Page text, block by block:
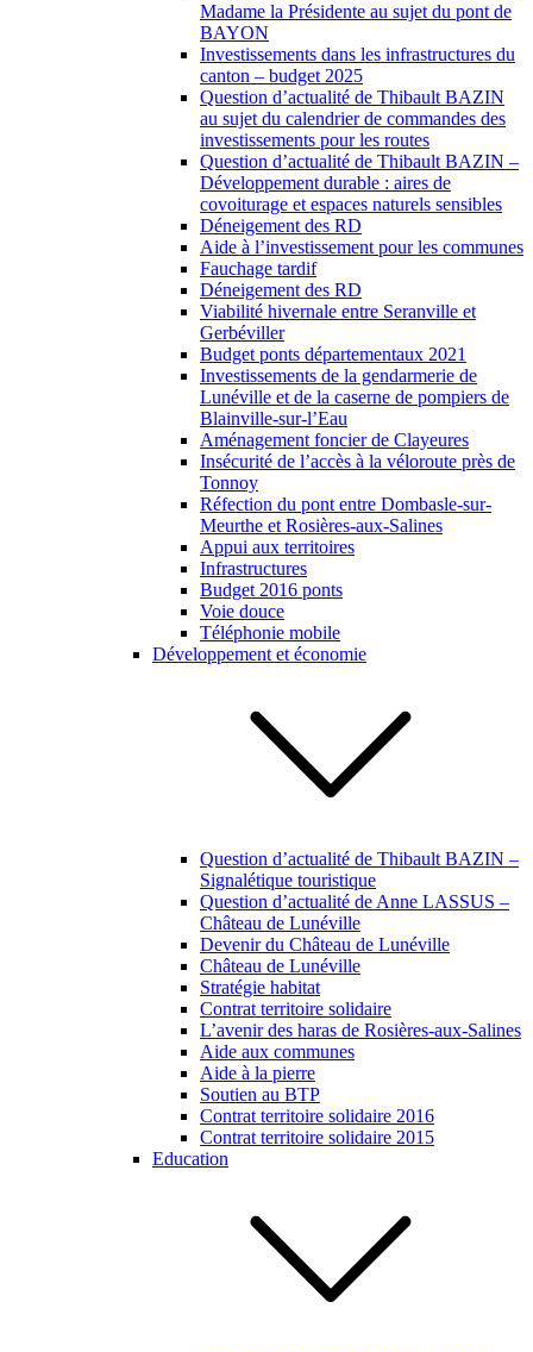
Madame la Présidente au sujet du pont de
BAYON
Investissements dans les infrastructures du
canton – budget 2025
Question d’actualité de Thibault BAZIN
au sujet du calendrier de commandes des
investissements pour les routes
Question d’actualité de Thibault BAZIN –
Développement durable : aires de
covoiturage et espaces naturels sensibles
Déneigement des RD
Aide à l’investissement pour les communes
Fauchage tardif
Déneigement des RD
Viabilité hivernale entre Seranville et
Gerbéviller
Budget ponts départementaux 2021
Investissements de la gendarmerie de
Lunéville et de la caserne de pompiers de
Blainville-sur-l’Eau
Aménagement foncier de Clayeures
Insécurité de l’accès à la véloroute près de
Tonnoy
Réfection du pont entre Dombasle-sur-
Meurthe et Rosières-aux-Salines
Appui aux territoires
Infrastructures
Budget 2016 ponts
Voie douce
Téléphonie mobile
Développement et économie
Question d’actualité de Thibault BAZIN –
Signalétique touristique
Question d’actualité de Anne LASSUS –
Château de Lunéville
Devenir du Château de Lunéville
Château de Lunéville
Stratégie habitat
Contrat territoire solidaire
L’avenir des haras de Rosières-aux-Salines
Aide aux communes
Aide à la pierre
Soutien au BTP
Contrat territoire solidaire 2016
Contrat territoire solidaire 2015
Education